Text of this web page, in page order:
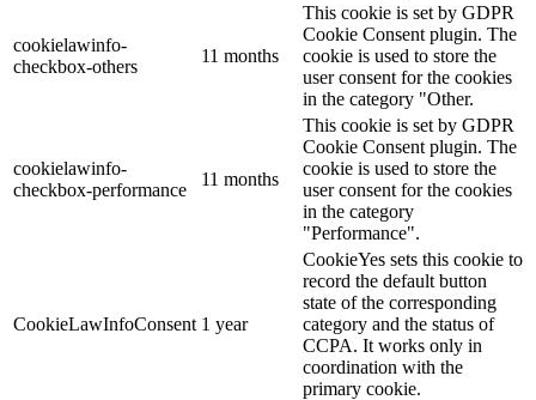
cookielawinfo-
checkbox-others
11 months
This cookie is set by GDPR
Cookie Consent plugin. The
cookie is used to store the
user consent for the cookies
in the category "Other.
cookielawinfo-
checkbox-performance
11 months
This cookie is set by GDPR
Cookie Consent plugin. The
cookie is used to store the
user consent for the cookies
in the category
"Performance".
CookieLawInfoConsent 1 year
CookieYes sets this cookie to
record the default button
state of the corresponding
category and the status of
CCPA. It works only in
coordination with the
primary cookie.